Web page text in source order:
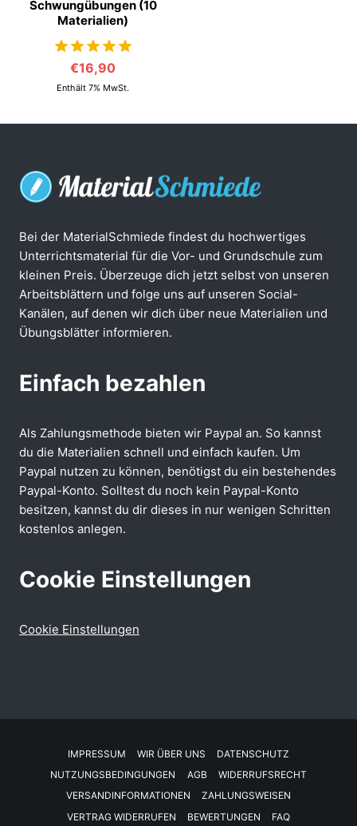
Schwungübungen (10
Materialien)
von 5
€16,90
Enthält 7% MwSt.
Bei der MaterialSchmiede findest du hochwertiges
Unterrichtsmaterial für die Vor- und Grundschule zum
kleinen Preis. Überzeuge dich jetzt selbst von unseren
Arbeitsblättern und folge uns auf unseren Social-
Kanälen, auf denen wir dich über neue Materialien und
Übungsblätter informieren.
Einfach bezahlen
Als Zahlungsmethode bieten wir Paypal an. So kannst
du die Materialien schnell und einfach kaufen. Um
Paypal nutzen zu können, benötigst du ein bestehendes
Paypal-Konto. Solltest du noch kein Paypal-Konto
besitzen, kannst du dir dieses in nur wenigen Schritten
kostenlos anlegen.
Cookie Einstellungen
Cookie Einstellungen
IMPRESSUM WIR ÜBER UNS
DATENSCHUTZ
NUTZUNGSBEDINGUNGEN
AGB
WIDERRUFSRECHT
VERSANDINFORMATIONEN
ZAHLUNGSWEISEN
VERTRAG WIDERRUFEN
BEWERTUNGEN FAQ